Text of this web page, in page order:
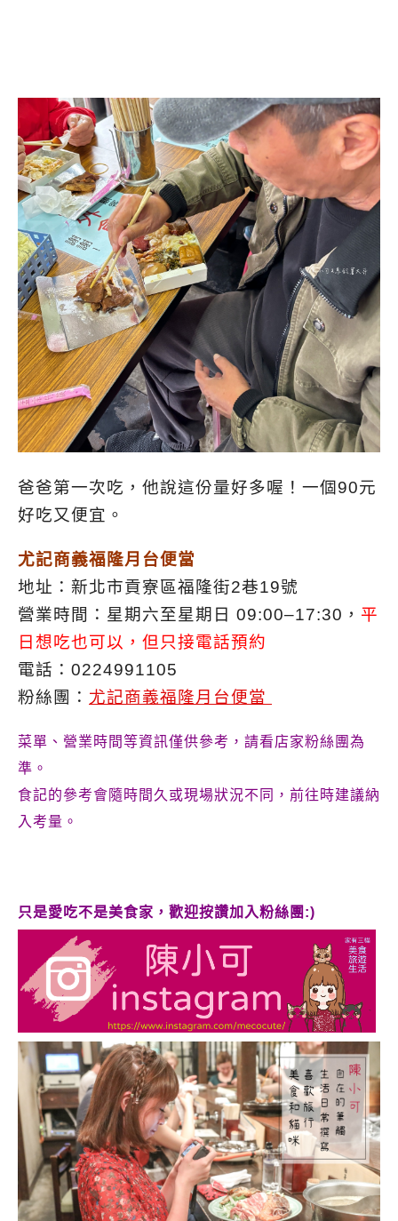
爸爸第一次吃，他說這份量好多喔！一個90元
好吃又便宜。
尤記商義福隆月台便當
地址：新北市貢寮區福隆街2巷19號
營業時間：星期六至星期日 09:00–17:30， 平
日想吃也可以，但只接電話預約
電話：0224991105
粉絲團： 尤記商義福隆月台便當
菜單、營業時間等資訊僅供參考，請看店家粉絲團為
準。
食記的參考會隨時間久或現場狀況不同，前往時建議納
入考量。
只是愛吃不是美食家，歡迎按讚加入粉絲團:)